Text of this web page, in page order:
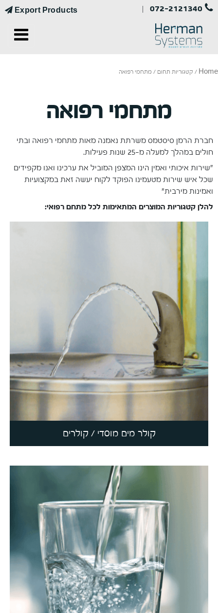
Export Products
Home
/ קטגוריות תחום / מתחמי רפואה
מתחמי רפואה
חברת הרמן סיסטמס משרתת נאמנה מאות מתחמי רפואה ובתי
חולים במהלך למעלה מ-25 שנות פעילות.
"שירות איכותי ואמין הינו המצפן המוביל את ערכינו ואנו מקפידים
שכל איש שירות מטעמינו הפוקד לקוח יעשה זאת במקצועיות
ואמינות מירבית"
להלן קטגוריות המוצרים המתאימות לכל מתחם רפואי:
קולר מים מוסדי / קולרים